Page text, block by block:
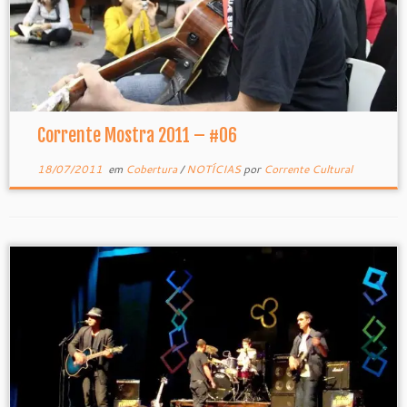
Corrente Mostra 2011 – #06
18/07/2011 em Cobertura/NOTÍCIASpor Corrente Cultural